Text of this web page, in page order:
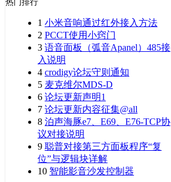
热门排行
1 小米音响通过红外接入方法
2 PCCT使用小窍门
3 语音面板（弧音Apanel）485接
入说明
4 crodigy论坛守则通知
5 麦克维尔MDS-D
6 论坛更新声明1
7 论坛更新内容征集@all
8 泊声海豚e7、E69、E76-TCP协
议对接说明
9 聪普对接第三方面板程序“复
位”与逻辑块详解
10 智能影音沙发控制器